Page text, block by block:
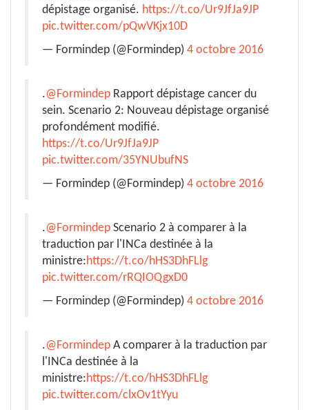
dépistage organisé. https://t.co/Ur9JfJa9JP
pic.twitter.com/pQwVKjx10D
— Formindep (@Formindep) 4 octobre 2016
.@Formindep Rapport dépistage cancer du
sein. Scenario 2: Nouveau dépistage organisé
profondément modifié.
https://t.co/Ur9JfJa9JP
pic.twitter.com/35YNUbufNS
— Formindep (@Formindep) 4 octobre 2016
.@Formindep Scenario 2 à comparer à la
traduction par l'INCa destinée à la
ministre:https://t.co/hHS3DhFLlg
pic.twitter.com/rRQIOQgxD0
— Formindep (@Formindep) 4 octobre 2016
.@Formindep A comparer à la traduction par
l'INCa destinée à la
ministre:https://t.co/hHS3DhFLlg
pic.twitter.com/clxOv1tYyu